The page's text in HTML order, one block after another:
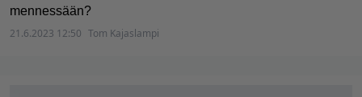
mennessään?
21.6.2023 12:50 Tom Kajaslampi